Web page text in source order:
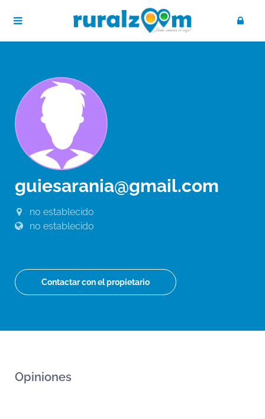
guiesarania@gmail.com
no establecido
no establecido
Contactar con el propietario
Opiniones